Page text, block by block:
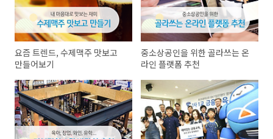
요즘 트렌드, 수제맥주 맛보고
만들어보기
중소상공인을 위한 골라쓰는 온
라인 플랫폼 추천